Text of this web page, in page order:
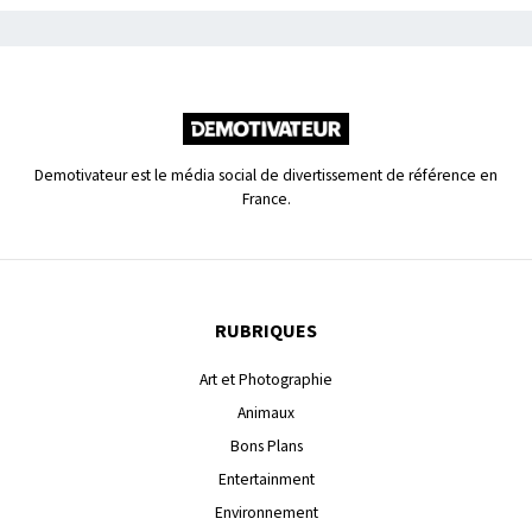
Demotivateur est le média social de divertissement de référence en
France.
RUBRIQUES
Art et Photographie
Animaux
Bons Plans
Entertainment
Environnement